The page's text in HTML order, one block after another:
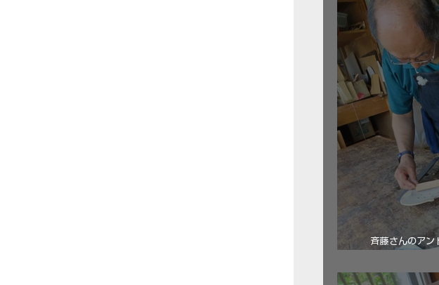
斉藤さんのア